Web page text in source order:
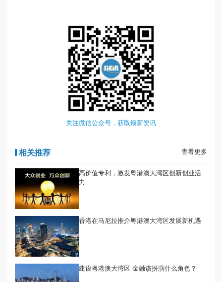
关注微信公众号，获取最新资讯
相关推荐 查看更多
高价值专利，激发粤港澳大湾区创新创业活
力
香港在马尼拉推介粤港澳大湾区发展新机遇
建设粤港澳大湾区 金融该扮演什么角色？